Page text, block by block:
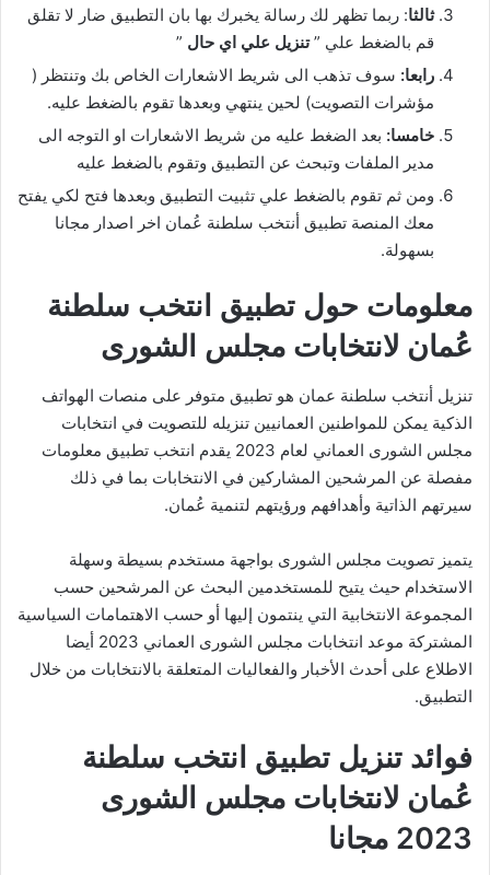
ثالثا: ربما تظهر لك رسالة يخبرك بها بان التطبيق ضار لا تقلق
قم بالضغط علي ”تنزيل علي اي حال ”
رابعا: سوف تذهب الى شريط الاشعارات الخاص بك وتنتظر (
مؤشرات التصويت) لحين ينتهي وبعدها تقوم بالضغط عليه.
خامسا: بعد الضغط عليه من شريط الاشعارات او التوجه الى
مدير الملفات وتبحث عن التطبيق وتقوم بالضغط عليه
ومن ثم تقوم بالضغط علي تثبيت التطبيق وبعدها فتح لكي يفتح
معك المنصة تطبيق أنتخب سلطنة عُمان اخر اصدار مجانا
بسهولة.
معلومات حول تطبيق انتخب سلطنة
عُمان لانتخابات مجلس الشورى
تنزيل أنتخب سلطنة عمان هو تطبيق متوفر على منصات الهواتف
الذكية يمكن للمواطنين العمانيين تنزيله للتصويت في انتخابات
مجلس الشورى العماني لعام 2023 يقدم انتخب تطبيق معلومات
مفصلة عن المرشحين المشاركين في الانتخابات بما في ذلك
سيرتهم الذاتية وأهدافهم ورؤيتهم لتنمية عُمان.
يتميز تصويت مجلس الشورى بواجهة مستخدم بسيطة وسهلة
الاستخدام حيث يتيح للمستخدمين البحث عن المرشحين حسب
المجموعة الانتخابية التي ينتمون إليها أو حسب الاهتمامات السياسية
المشتركة موعد انتخابات مجلس الشورى العماني 2023 أيضا
الاطلاع على أحدث الأخبار والفعاليات المتعلقة بالانتخابات من خلال
التطبيق.
فوائد تنزيل تطبيق انتخب سلطنة
عُمان لانتخابات مجلس الشورى
2023 مجانا